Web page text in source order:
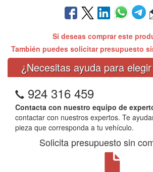
Si deseas comprar este
También puedes solicitar presupuesto
¿Necesitas ayuda para
924 316 459
Contacta con nuestro equipo de
contactar con nuestros expertos. Te
pieza que corresponda a tu vehículo.
Solicita presupuesto sin